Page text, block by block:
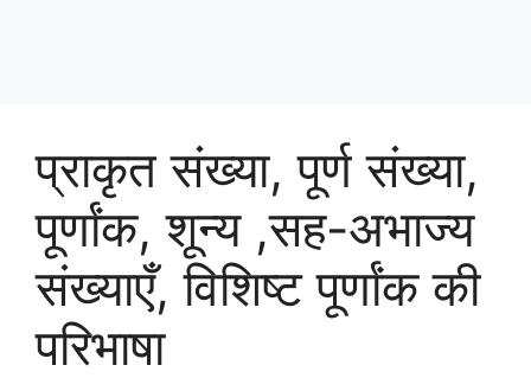
प्राकृत संख्या, पूर्ण संख्या,
पूर्णांक, शून्य ,सह-अभाज्य
संख्याएँ, विशिष्ट पूर्णांक की
परिभाषा